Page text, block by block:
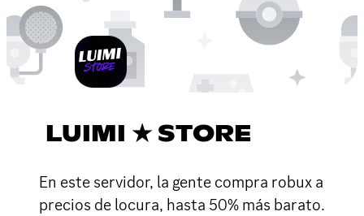
LUIMI ★ STORE
En este servidor, la gente compra robux a
precios de locura, hasta 50% más barato.